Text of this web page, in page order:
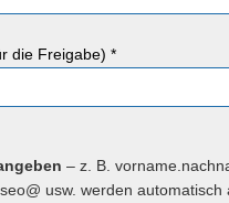
die Freigabe) *
– z. B.
usw. werden automatisch